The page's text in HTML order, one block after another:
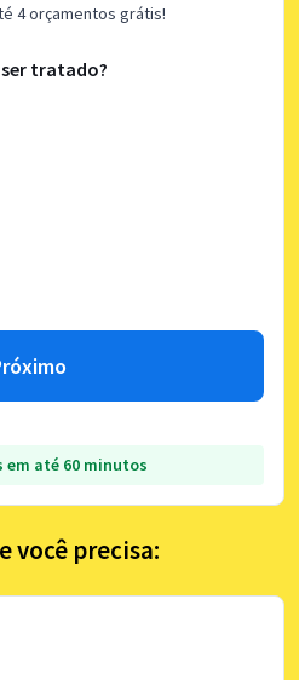
4 orçamentos grátis!
tratado?
em até 60 minutos
você precisa: